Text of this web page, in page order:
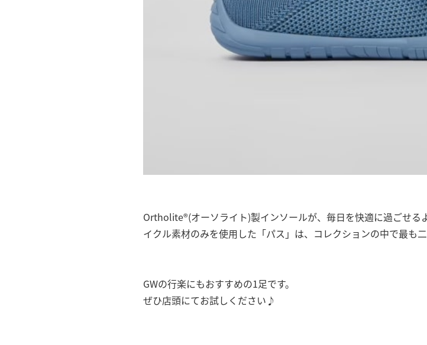
Ortholite®(オーソライト)製インソールが、毎日を快適に過ごせる
イクル素材のみを使用した「パス」は、コレクションの中で最も
GWの行楽にもおすすめの1足です。
ぜひ店頭にてお試しください♪